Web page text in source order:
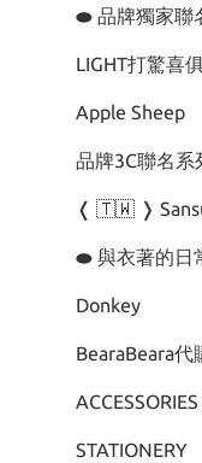
⬬ 品牌獨家聯
LIGHT打驚喜
Apple Sheep
品牌3C聯名系
❬ 🇹🇼 ❭
⬬ 與衣著的日
Donkey
BearaBeara代
ACCESSORIES
STATIONERY